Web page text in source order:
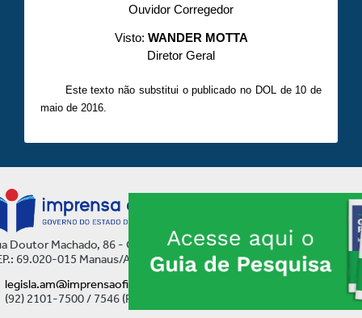
Ouvidor Corregedor
Visto: WANDER MOTTA
Diretor Geral
Este texto não substitui o publicado no DOL de 10 de
maio de 2016.
Doutor Machado, 86 - Centro
69.020-015 Manaus/AM
legisla.am@imprensaoficial.am.gov.br
(92) 2101-7500 / 7546 (Ramal)